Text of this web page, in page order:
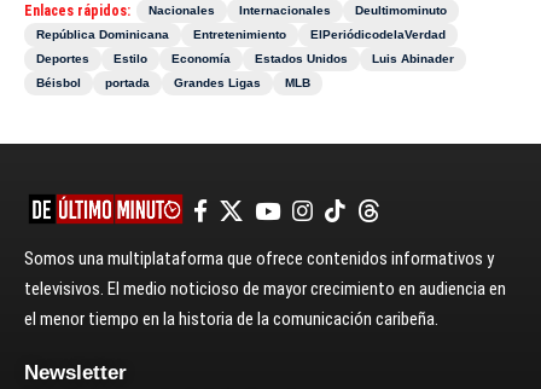
Enlaces rápidos: Nacionales Internacionales
Deultimominuto
República Dominicana
Entretenimiento
ElPeriódicodelaVerdad
Deportes
Estilo Economía Estados Unidos
Luis Abinader
Béisbol
portada Grandes Ligas MLB
Somos una multiplataforma que ofrece contenidos informativos y
televisivos. El medio noticioso de mayor crecimiento en audiencia en
el menor tiempo en la historia de la comunicación caribeña.
Newsletter